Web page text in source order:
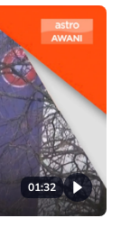
01:32